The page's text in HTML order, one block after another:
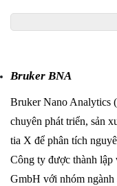
Bruker BNA
Bruker Nano Analytics
chuyên phát triển, sản
tia X để phân tích
Công ty được thành
GmbH với nhóm ngành